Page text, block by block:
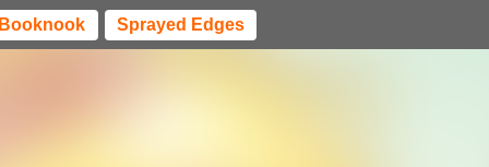
Booknook Sprayed Edges